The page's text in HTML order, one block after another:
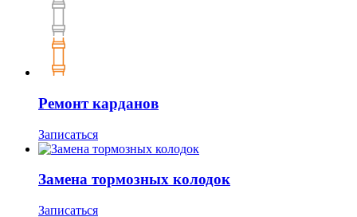
Ремонт карданов
Записаться
Замена тормозных колодок
Записаться